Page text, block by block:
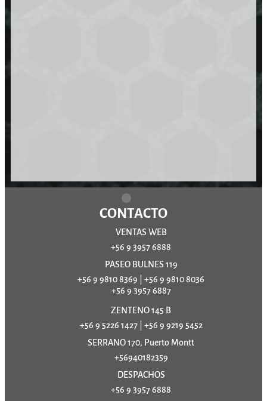
CONTACTO
VENTAS WEB
+56 9 3957 6888
PASEO BULNES 119
+56 9 9810 8369
+56 9 9810 8036
+56 9 3957 6887
ZENTENO 145 B
+56 9 5226 1427| +56 9 9219 5452
SERRANO 170, Puerto Montt
+56940182359
DESPACHOS
+56 9 3957 6888